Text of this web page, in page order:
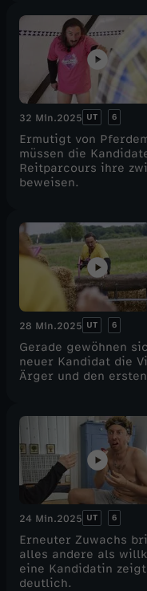
e
d
y
s
e
i
e
m
i
F
r
e
s
D
m
32 Min.2025 UT 6
Ermutigt von
müssen die
Reitparcours ihre
beweisen.
28 Min.2025 UT 6
Gerade gewöhnen
neuer Kandidat die
Ärger und den
24 Min.2025 UT 6
Erneuter Zuwachs
alles andere als
eine Kandidatin
deutlich.